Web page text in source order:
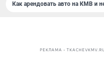
Как арендовать авто на КМВ и
РЕКЛАМА • TKACHEVKMV.RU